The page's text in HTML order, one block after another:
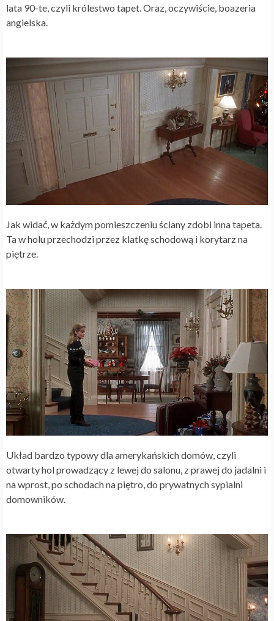
lata 90-te, czyli królestwo tapet. Oraz, oczywiście, boazeria
angielska.
Jak widać, w każdym pomieszczeniu ściany zdobi inna tapeta.
Ta w holu przechodzi przez klatkę schodową i korytarz na
piętrze.
Układ bardzo typowy dla amerykańskich domów, czyli
otwarty hol prowadzący z lewej do salonu, z prawej do jadalni i
na wprost, po schodach na piętro, do prywatnych sypialni
domowników.